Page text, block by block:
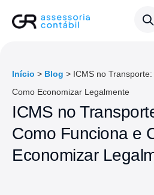
Início > Blog > ICMS no
Como Economizar Legalmente
ICMS no
Como Funciona e
Economizar